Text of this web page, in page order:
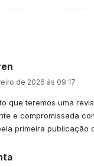
de 2026 às 09:17
que teremos uma
e compromissada
primeira publicação